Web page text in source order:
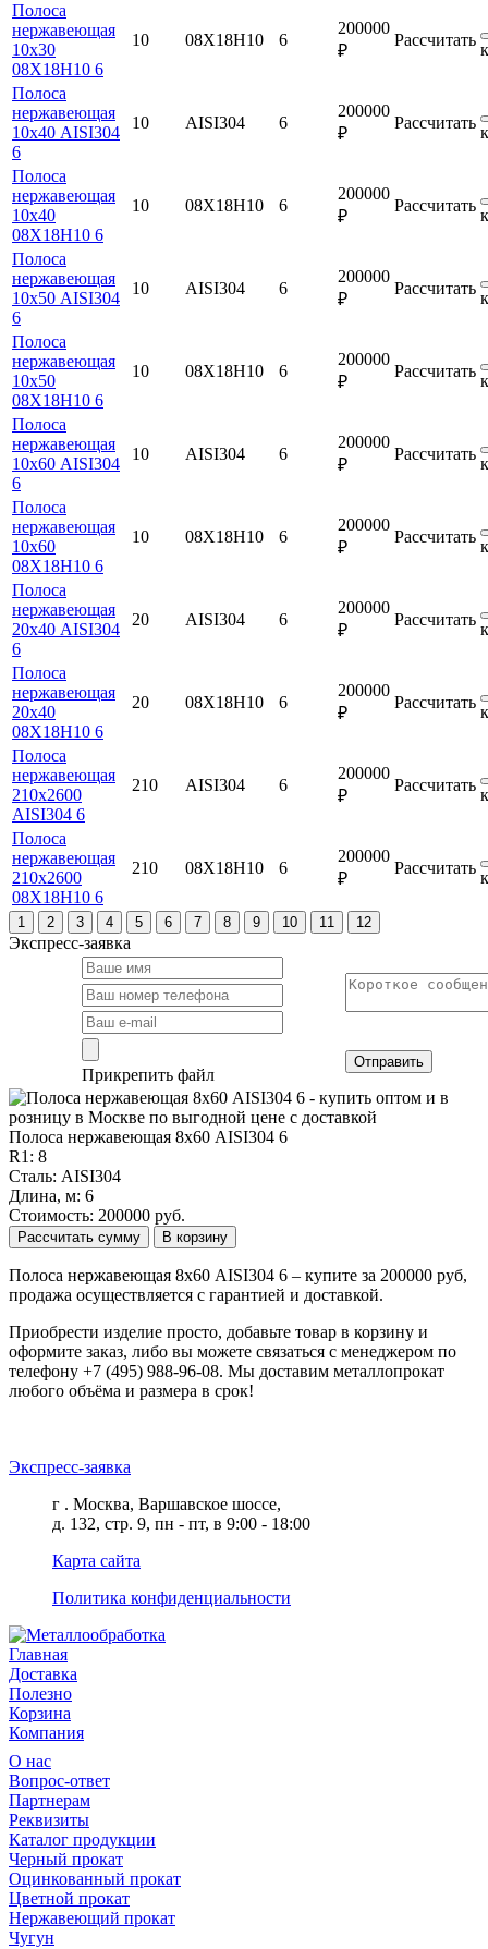
Полоса
нержавеющая
10х30
08Х18Н10 6
10 08Х18Н10 6
200000
₽
Рассчитать
Полоса
нержавеющая
10х40 AISI304
6
10 AISI304 6
200000
₽
Рассчитать
Полоса
нержавеющая
10х40
08Х18Н10 6
10 08Х18Н10 6
200000
₽
Рассчитать
Полоса
нержавеющая
10х50 AISI304
6
10 AISI304 6
200000
₽
Рассчитать
Полоса
нержавеющая
10х50
08Х18Н10 6
10 08Х18Н10 6
200000
₽
Рассчитать
Полоса
нержавеющая
10х60 AISI304
6
10 AISI304 6
200000
₽
Рассчитать
Полоса
нержавеющая
10х60
08Х18Н10 6
10 08Х18Н10 6
200000
₽
Рассчитать
Полоса
нержавеющая
20х40 AISI304
6
20 AISI304 6
200000
₽
Рассчитать
Полоса
нержавеющая
20х40
08Х18Н10 6
20 08Х18Н10 6
200000
₽
Рассчитать
Полоса
нержавеющая
210х2600
AISI304 6
210 AISI304 6
200000
₽
Рассчитать
Полоса
нержавеющая
210х2600
08Х18Н10 6
210 08Х18Н10 6
200000
₽
Рассчитать
1 2 3 4 5 6 7 8 9 10 11 12
Экспресс-заявка
Прикрепить файл
Отправить
Полоса нержавеющая 8х60 AISI304 6
R1: 8
Сталь: AISI304
Длина, м: 6
Стоимость: 200000 руб.
Рассчитать сумму В корзину
Полоса нержавеющая 8х60 AISI304 6 – купите за 200000 руб,
продажа осуществляется с гарантией и доставкой.
Приобрести изделие просто, добавьте товар в корзину и
оформите заказ, либо вы можете связаться с менеджером по
телефону +7 (495) 988-96-08. Мы доставим металлопрокат
любого объёма и размера в срок!
Экспресс-заявка
г . Москва, Варшавское шоссе,
д. 132, стр. 9, пн - пт, в 9:00 - 18:00
Карта сайта
Политика конфиденциальности
Главная
Доставка
Полезно
Корзина
Компания
О нас
Вопрос-ответ
Партнерам
Реквизиты
Каталог продукции
Черный прокат
Оцинкованный прокат
Цветной прокат
Нержавеющий прокат
Чугун